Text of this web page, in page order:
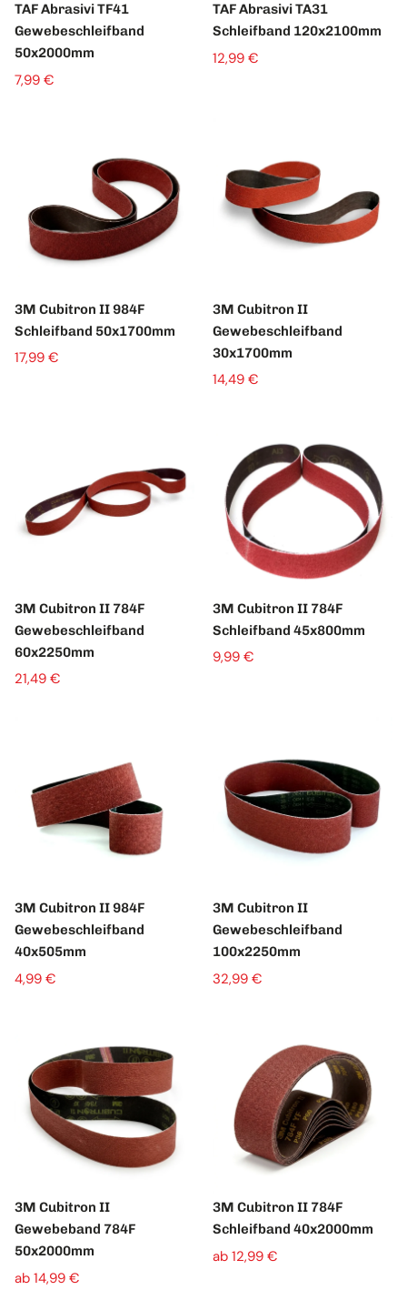
TAF Abrasivi TF41
Gewebeschleifband
50x2000mm
7,99 €
TAF Abrasivi TA31
Schleifband 120x2100mm
12,99 €
3M Cubitron II 984F
Schleifband 50x1700mm
17,99 €
3M Cubitron II
Gewebeschleifband
30x1700mm
14,49 €
3M Cubitron II 784F
Gewebeschleifband
60x2250mm
21,49 €
3M Cubitron II 784F
Schleifband 45x800mm
9,99 €
3M Cubitron II 984F
Gewebeschleifband
40x505mm
4,99 €
3M Cubitron II
Gewebeschleifband
100x2250mm
32,99 €
3M Cubitron II
Gewebeband 784F
50x2000mm
ab 14,99 €
3M Cubitron II 784F
Schleifband 40x2000mm
ab 12,99 €